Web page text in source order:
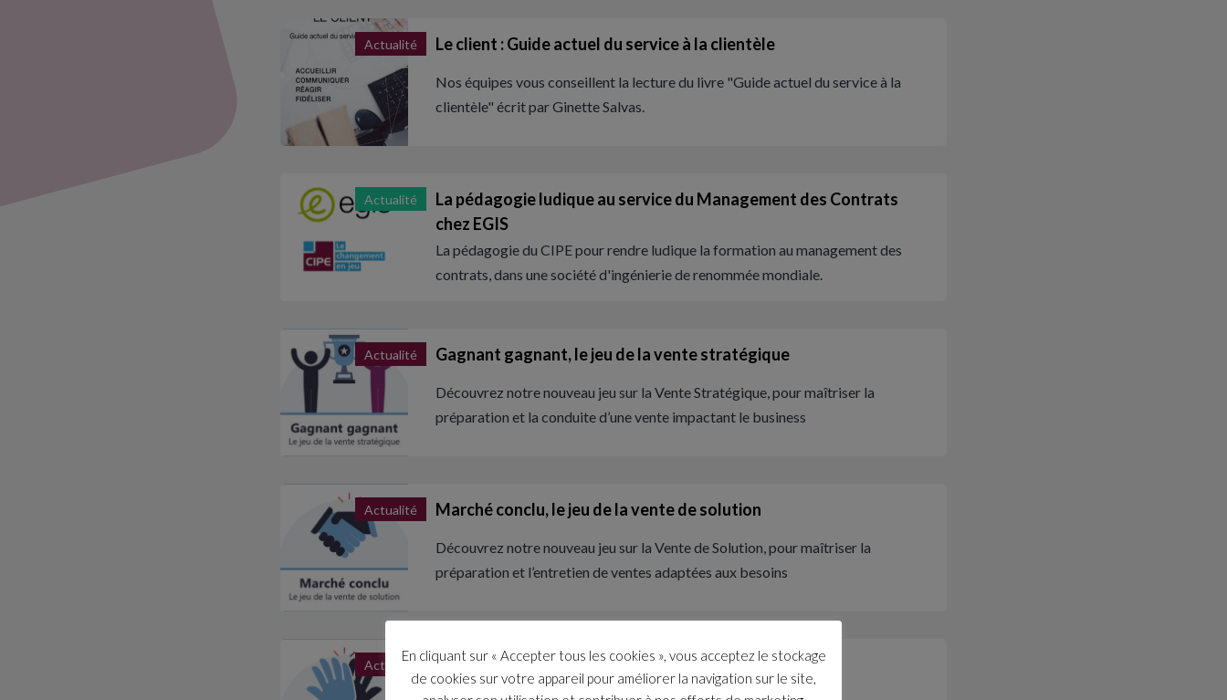
Actualité Le client : Guide actuel du service à la clientèle
Nos équipes vous conseillent la lecture du livre "Guide actuel du service à la
clientèle" écrit par Ginette Salvas.
Actualité
La pédagogie ludique au service du Management des Contrats
chez EGIS
La pédagogie du CIPE pour rendre ludique la formation au management des
contrats, dans une société d'ingénierie de renommée mondiale.
Actualité Gagnant gagnant, le jeu de la vente stratégique
Découvrez notre nouveau jeu sur la Vente Stratégique, pour maîtriser la
préparation et la conduite d’une vente impactant le business
Actualité Marché conclu, le jeu de la vente de solution
Découvrez notre nouveau jeu sur la Vente de Solution, pour maîtriser la
préparation et l’entretien de ventes adaptées aux besoins
Actualité Tope là, le jeu de la négociation
En cliquant sur « Accepter tous les cookies », vous acceptez le stockage
de cookies sur votre appareil pour améliorer la navigation sur le site,